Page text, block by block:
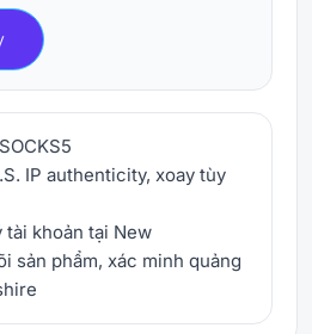
IP authenticity, xoay tùy
tài khoản tại New
sản phẩm, xác minh quảng